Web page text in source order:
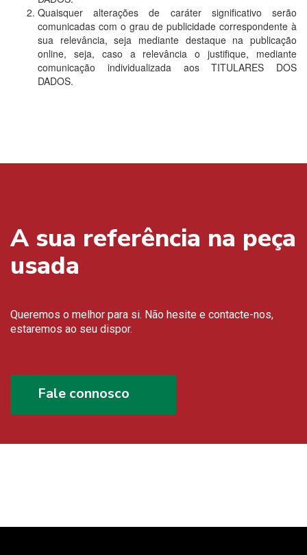
Quaisquer alterações de caráter significativo serão
comunicadas com o grau de publicidade correspondente à
sua relevância, seja mediante destaque na publicação
online, seja, caso a relevância o justifique, mediante
comunicação individualizada aos TITULARES DOS
DADOS.
A sua referência na peça
usada
Queremos o melhor para si. Não hesite e contacte-nos,
estaremos ao seu dispor.
Fale connosco